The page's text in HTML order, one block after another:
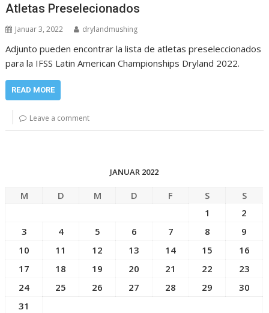
Atletas Preselecionados
Januar 3, 2022 drylandmushing
Adjunto pueden encontrar la lista de atletas preseleccionados
para la IFSS Latin American Championships Dryland 2022.
READ MORE
Leave a comment
JANUAR 2022
M D M D F S
S
1
2
3
4 5 6 7 8
9
10
11 12 13 14 15
16
17
18 19 20 21 22
23
24
25 26 27 28 29
30
31